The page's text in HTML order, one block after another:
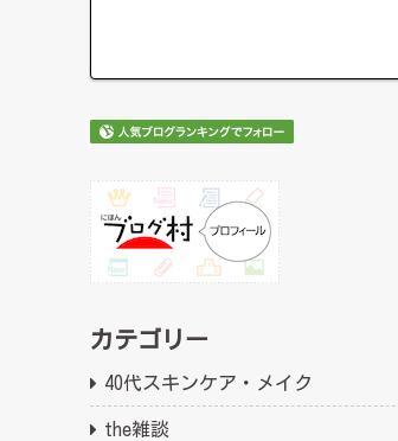
カテゴリー
40代スキンケア・メイク
the雑談